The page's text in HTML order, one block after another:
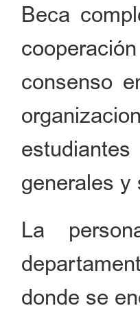
Beca
consenso
generales y
La
donde se